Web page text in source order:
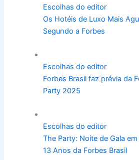
Escolhas do editor
Os Hotéis de Luxo Mais
Segundo a Forbes
Escolhas do editor
Forbes Brasil faz prévia da
Party 2025
Escolhas do editor
The Party: Noite de Gala
13 Anos da Forbes Brasil